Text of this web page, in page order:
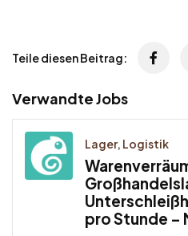
Teile diesen Beitrag:
Verwandte Jobs
Lager, Logistik
pro Stunde –